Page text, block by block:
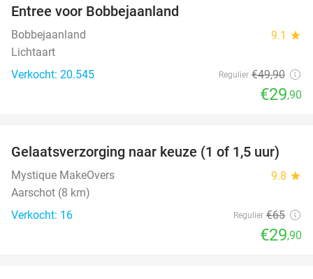
Entree voor Bobbejaanland
Bobbejaanland 9.1 star
Lichtaart
Verkocht: 20.545
Regulier €49,90
€29,90
54%
Gelaatsverzorging naar keuze (1 of 1,5 uur)
Mystique MakeOvers 9.8 star
Aarschot (8 km)
Verkocht: 16
Regulier €65
€29,90